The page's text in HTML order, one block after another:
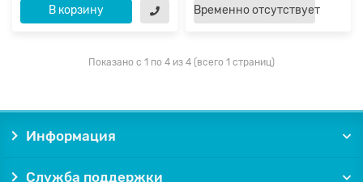
В корзину Временно отсутствует
Показано с 1 по 4 из 4 (всего 1 страниц)
Информация
Служба поддержки